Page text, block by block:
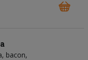
bacon